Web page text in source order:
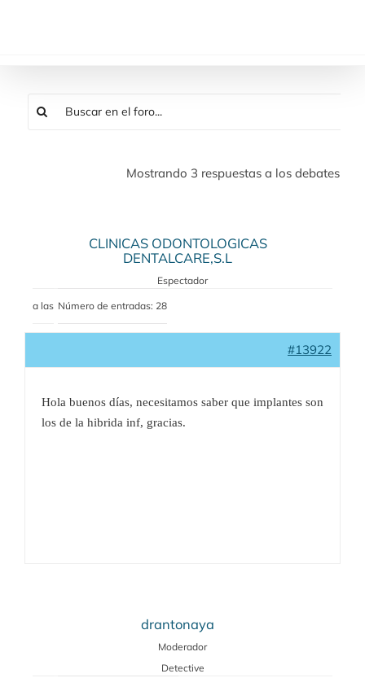
Mostrando 3 respuestas a los debates
CLINICAS ODONTOLOGICAS
DENTALCARE,S.L
Espectador
a las Número de entradas: 28
#13922
Hola buenos días, necesitamos saber que implantes son
los de la hibrida inf, gracias.
drantonaya
Moderador
Detective